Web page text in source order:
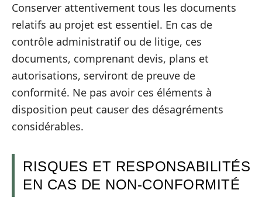
Conserver attentivement tous les documents
relatifs au projet est essentiel. En cas de
contrôle administratif ou de litige, ces
documents, comprenant devis, plans et
autorisations, serviront de preuve de
conformité. Ne pas avoir ces éléments à
disposition peut causer des désagréments
considérables.
RISQUES ET RESPONSABILITÉS
EN CAS DE NON-CONFORMITÉ